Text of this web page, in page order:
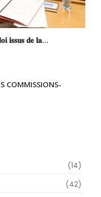
𝐢𝐬𝐬𝐮𝐬 𝐝𝐞 𝐥𝐚…
COMMISSIONS-
(14)
(42)